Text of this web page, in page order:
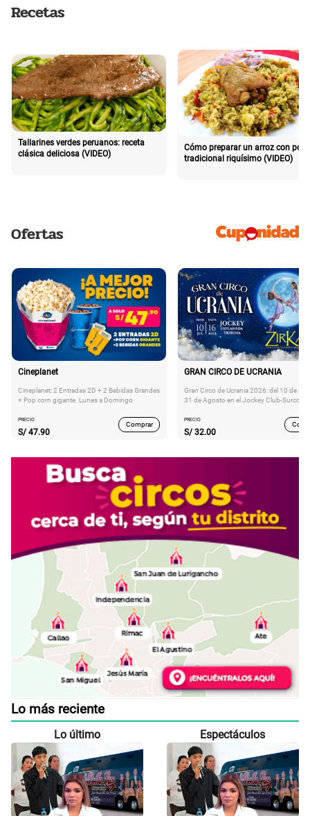
Recetas
Tallarines verdes peruanos: receta
clásica deliciosa (VIDEO)
Cómo preparar un arroz con pollo
tradicional riquísimo (VIDEO)
Ofertas
Cineplanet
Cineplanet: 2 Entradas 2D + 2 Bebidas Grandes
+ Pop corn gigante. Lunes a Domingo
PRECIO
S/ 47.90
Comprar
GRAN CIRCO DE UCRANIA
Gran Circo de Ucrania 2026: del 10 de
31 de Agosto en el Jockey Club-Surco
PRECIO
S/ 32.00
Lo más reciente
Lo último Espectáculos